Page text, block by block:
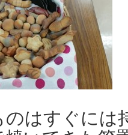
のはすぐには